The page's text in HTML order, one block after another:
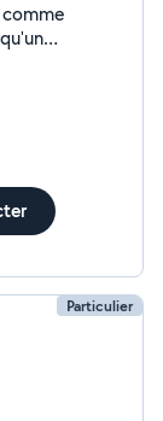
Particulier